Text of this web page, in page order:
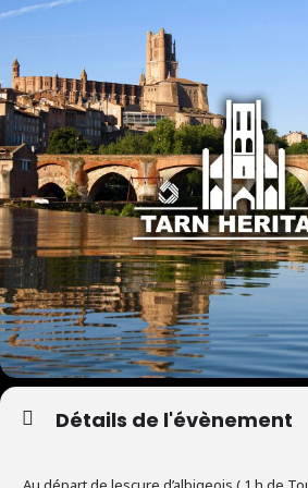
Détails de l'évènement